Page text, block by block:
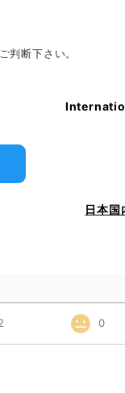
判断下さい。
日本国
0